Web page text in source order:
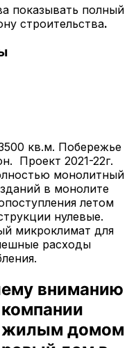
показывать полный
строительства.
кв.м. Побережье
Проект 2021-22г.
монолитный
в монолите
летом
нулевые.
микроклимат для
расходы
вниманию
жилым домом